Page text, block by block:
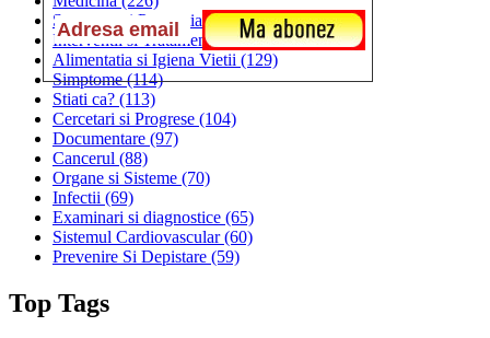
Sanatatea si Preventia(170)
Interventii si Tratamente(167)
Alimentatia si Igiena Vietii (129)
Simptome(114)
Stiati ca? (113)
Cercetari si Progrese (104)
Documentare (97)
Cancerul (88)
Organe si Sisteme (70)
Infectii (69)
Examinari si diagnostice (65)
Sistemul Cardiovascular(60)
Prevenire Si Depistare (59)
Top Tags